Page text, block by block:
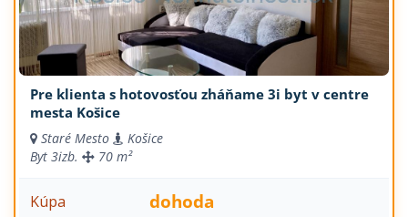
Pre klienta s hotovosťou zháňame 3i byt v centre
mesta Košice
Staré Mesto
Košice
Byt 3izb. 70 m²
Kúpa dohoda